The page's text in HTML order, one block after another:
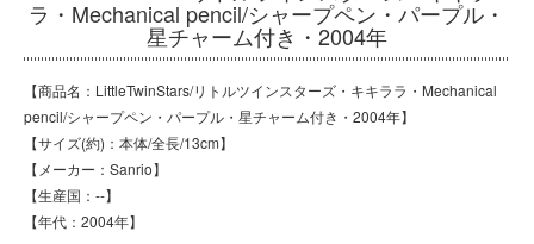
ラ・Mechanical pencil/シャープペン・パープル・
星チャーム付き・2004年
【商品名：LittleTwinStars/リトルツインスターズ・キキララ・Mechanical
pencil/シャープペン・パープル・星チャーム付き・2004年】
【サイズ(約)：本体/全長/13cm】
【メーカー：Sanrio】
【生産国：--】
【年代：2004年】